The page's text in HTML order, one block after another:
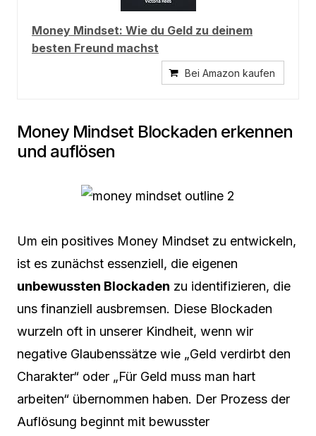
Money Mindset: Wie du Geld zu deinem
besten Freund machst
Bei Amazon kaufen
Money Mindset Blockaden erkennen
und auflösen
Um ein positives Money Mindset zu entwickeln,
ist es zunächst essenziell, die eigenen
unbewussten Blockaden zu identifizieren, die
uns finanziell ausbremsen. Diese Blockaden
wurzeln oft in unserer Kindheit, wenn wir
negative Glaubenssätze wie „Geld verdirbt den
Charakter“ oder „Für Geld muss man hart
arbeiten“ übernommen haben. Der Prozess der
Auflösung beginnt mit bewusster